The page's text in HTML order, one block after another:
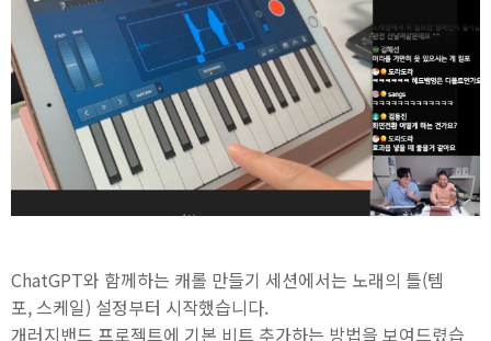
ChatGPT와 함께하는 캐롤 만들기 세션에서는 노래의 틀(템
포, 스케일) 설정부터 시작했습니다.
개러지밴드 프로젝트에 기본 비트 추가하는 방법을 보여드렸습